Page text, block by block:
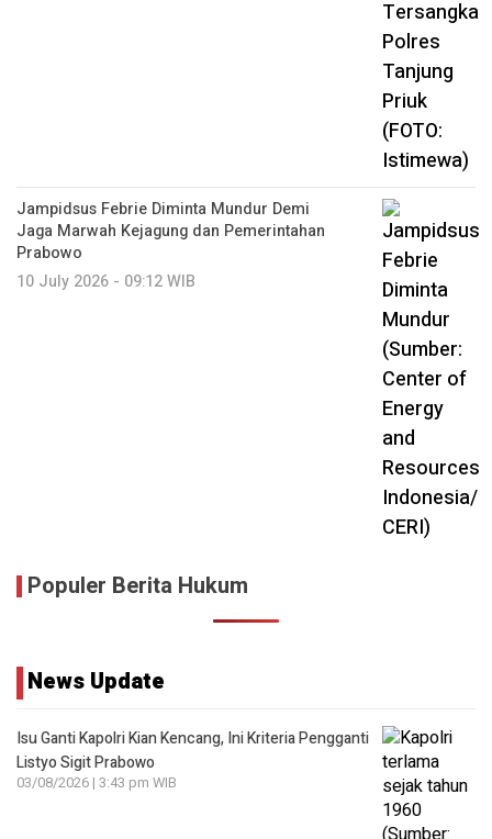
Jampidsus Febrie Diminta Mundur Demi
Jaga Marwah Kejagung dan Pemerintahan
Prabowo
10 July 2026 - 09:12 WIB
Populer Berita Hukum
News Update
Isu Ganti Kapolri Kian Kencang, Ini Kriteria Pengganti
Listyo Sigit Prabowo
03/08/2026 | 3:43 pm WIB